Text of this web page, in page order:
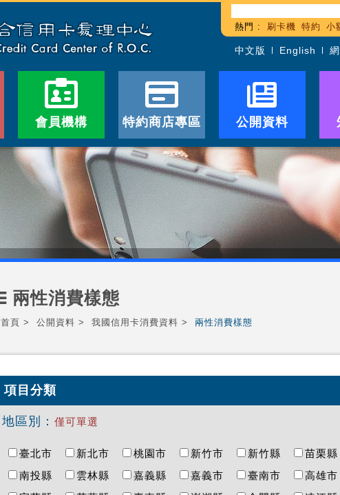
熱門 : 刷卡機 特約 小
中文版 English
會員機構 特約商店專區 公開資料
兩性消費樣態
首頁 公開資料 我國信用卡消費資料 兩性消費樣態
項目分類
地區別： 僅可單選
臺北市 新北市 桃園市 新竹市 新竹縣 苗栗縣
南投縣
雲林縣 嘉義縣 嘉義市 臺南市 高雄市